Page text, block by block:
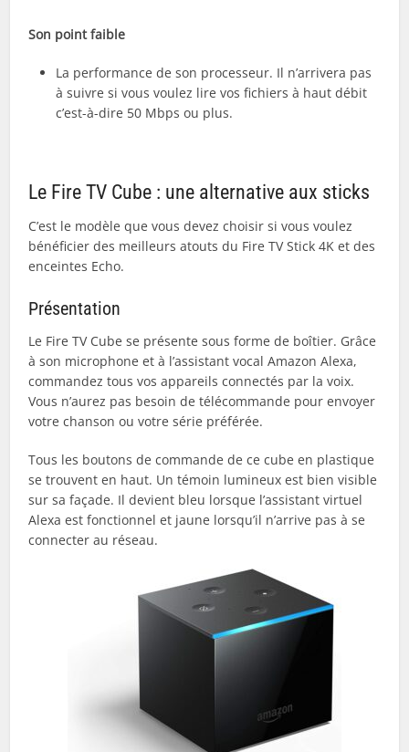
Son point faible
La performance de son processeur. Il n’arrivera pas
à suivre si vous voulez lire vos fichiers à haut débit
c’est-à-dire 50 Mbps ou plus.
Le Fire TV Cube : une alternative aux sticks
C’est le modèle que vous devez choisir si vous voulez
bénéficier des meilleurs atouts du Fire TV Stick 4K et des
enceintes Echo.
Présentation
Le Fire TV Cube se présente sous forme de boîtier. Grâce
à son microphone et à l’assistant vocal Amazon Alexa,
commandez tous vos appareils connectés par la voix.
Vous n’aurez pas besoin de télécommande pour envoyer
votre chanson ou votre série préférée.
Tous les boutons de commande de ce cube en plastique
se trouvent en haut. Un témoin lumineux est bien visible
sur sa façade. Il devient bleu lorsque l’assistant virtuel
Alexa est fonctionnel et jaune lorsqu’il n’arrive pas à se
connecter au réseau.